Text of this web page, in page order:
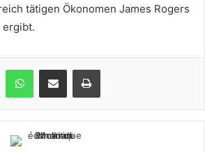
tätigen Ökonomen James Rogers
ergibt.
LinkedinWhatsApp
Partagez par mail Imprimez